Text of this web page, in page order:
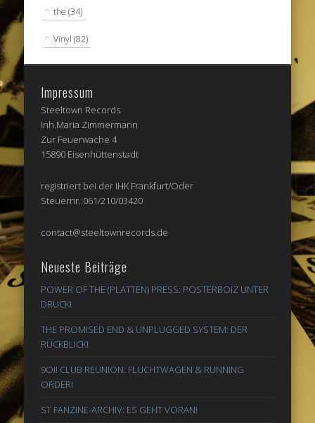
the (34)
Vinyl (82)
Impressum
Steeltown Records
Inh.Maria Zimmermann
Zur Feuerwache 4
15890 Eisenhüttenstadt
registriert bei der IHK Frankfurt/Oder
Steuernr.:061/210/03420
contact@steeltownrecords.de
Neueste Beiträge
POWER OF THE (PLATTEN) PRESS: POSTERBOIZ UNTER
DRUCK!
THE PROMISED END & UNPLUGGED SYSTEM: DER
RÜCKBLICK!
9Oi! CLUB REUNION: FLUCHTWAGEN & RUNNING
ORDER!
ST FANZINE-ARCHIV: ES GEHT VORAN!